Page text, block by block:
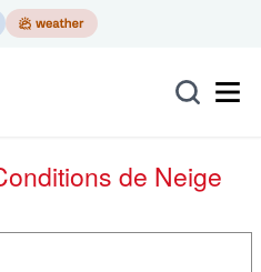
de Neige